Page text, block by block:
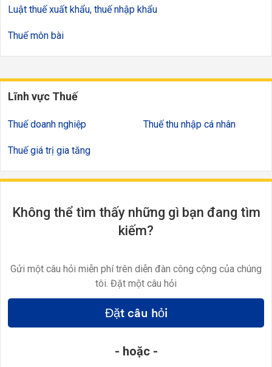
Luật thuế xuất khẩu, thuế nhập khẩu
Thuế môn bài
Lĩnh vực Thuế
Thuế doanh nghiệp
Thuế giá trị gia tăng
Thuế thu nhập cá nhân
Không thể tìm thấy những gì bạn đang tìm
kiếm?
Gửi một câu hỏi miễn phí trên diễn đàn công cộng của chúng
tôi. Đặt một câu hỏi
Đặt câu hỏi
- hoặc -